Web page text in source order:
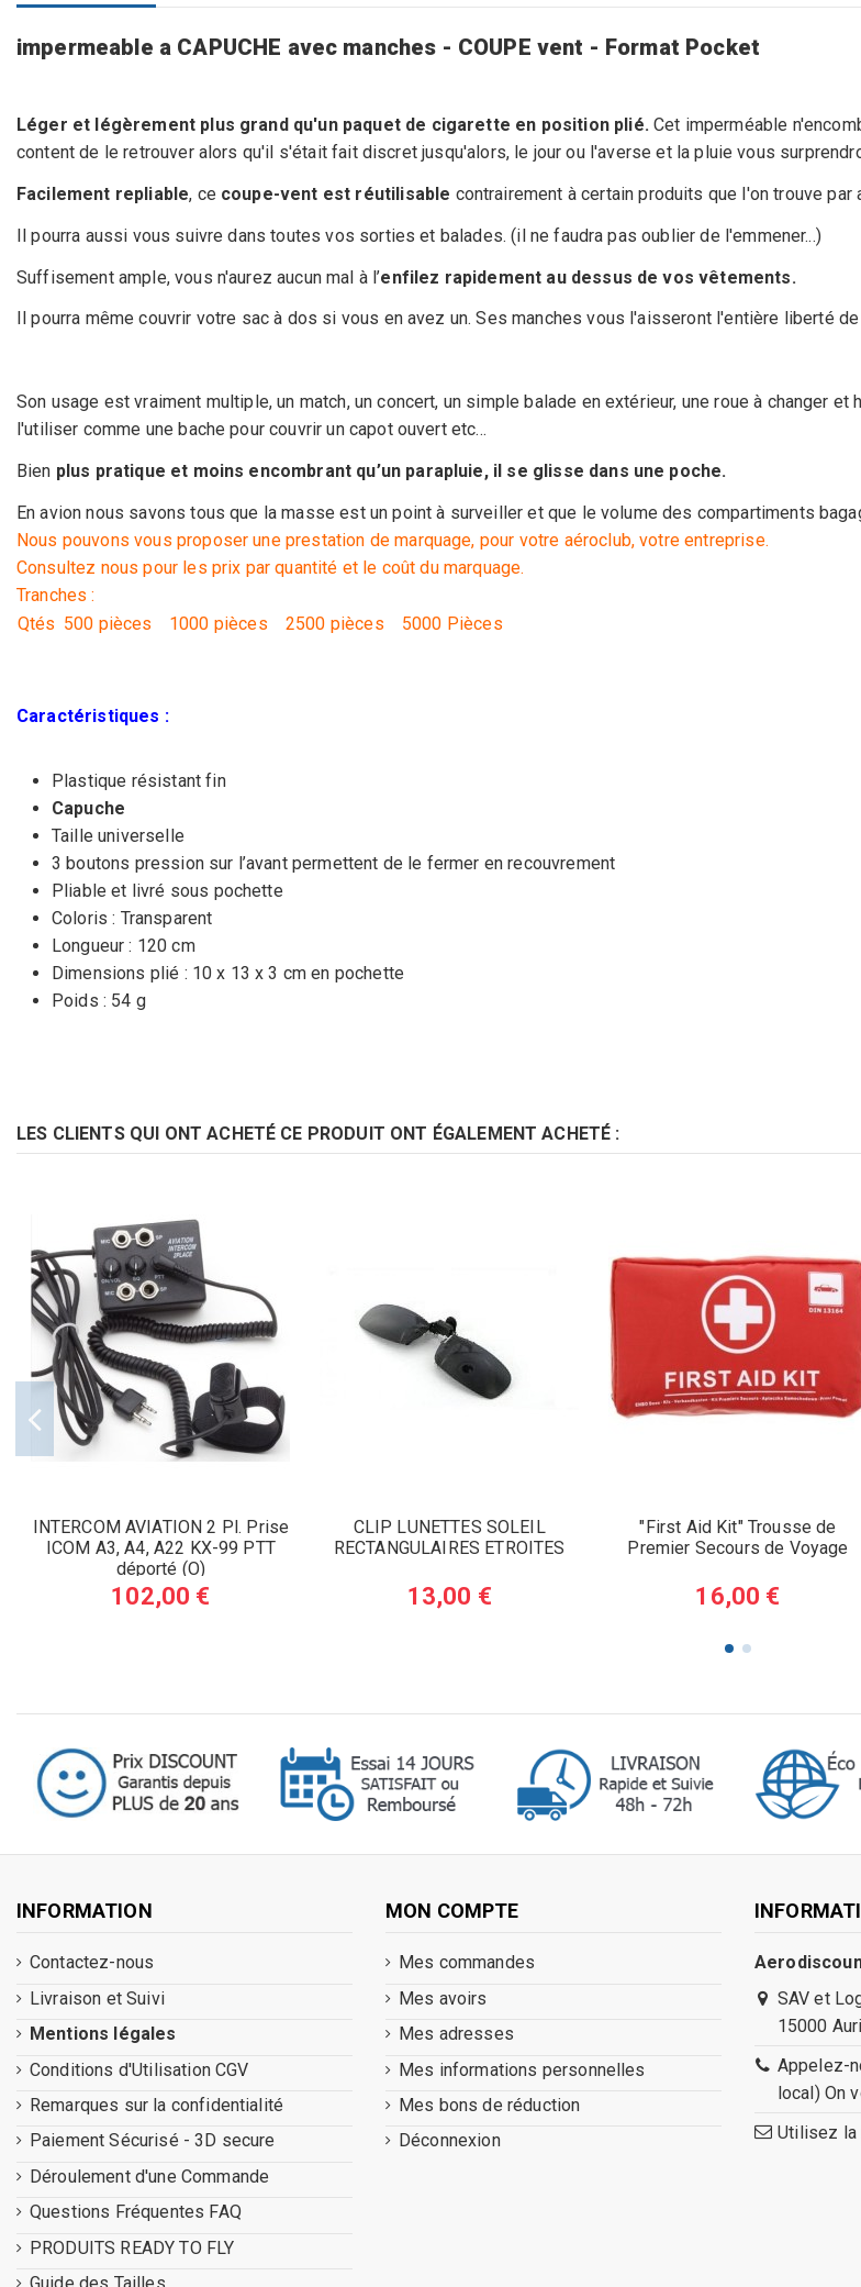
impermeable a CAPUCHE avec manches - COUPE vent - Format Pocket
Léger et légèrement plus grand qu'un paquet de cigarette en position plié. Cet imperméable
content de le retrouver alors qu'il s'était fait discret jusqu'alors, le jour ou l'averse et la pluie vous
Facilement repliable, ce coupe-vent est réutilisable contrairement à certain produits que l'on trouve par
Il pourra aussi vous suivre dans toutes vos sorties et balades. (il ne faudra pas oublier de l'emmener...)
Suffisement ample, vous n'aurez aucun mal à l’enfilez rapidement au dessus de vos vêtements.
Il pourra même couvrir votre sac à dos si vous en avez un. Ses manches vous l'aisseront l'entière liberté
Son usage est vraiment multiple, un match, un concert, un simple balade en extérieur, une roue à changer
l'utiliser comme une bache pour couvrir un capot ouvert etc...
Bien plus pratique et moins encombrant qu’un parapluie, il se glisse dans une poche.
En avion nous savons tous que la masse est un point à surveiller et que le volume des compartiments
Nous pouvons vous proposer une prestation de marquage, pour votre aéroclub, votre entreprise.
Consultez nous pour les prix par quantité et le coût du marquage.
Tranches :
Qtés 500 pièces 1000 pièces 2500 pièces 5000 Pièces
Caractéristiques :
Plastique résistant fin
Capuche
Taille universelle
3 boutons pression sur l’avant permettent de le fermer en recouvrement
Pliable et livré sous pochette
Coloris : Transparent
Longueur : 120 cm
Dimensions plié : 10 x 13 x 3 cm en pochette
Poids : 54 g
LES CLIENTS QUI ONT ACHETÉ CE PRODUIT ONT ÉGALEMENT ACHETÉ :
INTERCOM AVIATION 2 Pl. Prise
ICOM A3, A4, A22 KX-99 PTT
déporté (O)
102,00 €
CLIP LUNETTES SOLEIL
RECTANGULAIRES ETROITES
13,00 €
"First Aid Kit" Trousse de
Premier Secours de Voyage
16,00 €
INFORMATION
Contactez-nous
Livraison et Suivi
Mentions légales
Conditions d'Utilisation CGV
Remarques sur la confidentialité
Paiement Sécurisé - 3D secure
Déroulement d'une Commande
Questions Fréquentes FAQ
PRODUITS READY TO FLY
MON COMPTE
Mes commandes
Mes avoirs
Mes adresses
Mes informations personnelles
Mes bons de réduction
Déconnexion
SAV et
15000
Appelez-
local) On
Utilisez la